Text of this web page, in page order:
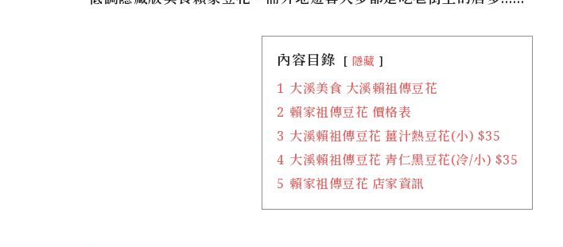
內容目錄 隱藏
1 大溪美食 大溪賴祖傳豆花
2 賴家祖傳豆花 價格表
3 大溪賴祖傳豆花 薑汁熱豆花(小) $35
4 大溪賴祖傳豆花 青仁黑豆花(冷/小) $35
5 賴家祖傳豆花 店家資訊